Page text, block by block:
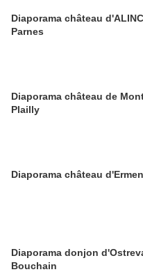
Diaporama château
Parnes
Diaporama château de
Plailly
Diaporama château
Diaporama donjon
Bouchain